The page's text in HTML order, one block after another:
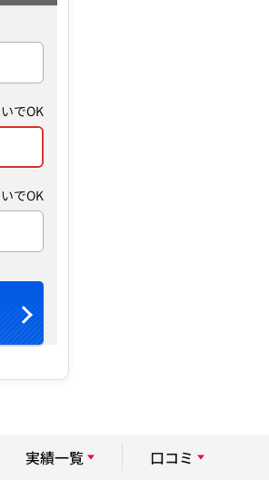
でOK
でOK
実績一覧 口コミ